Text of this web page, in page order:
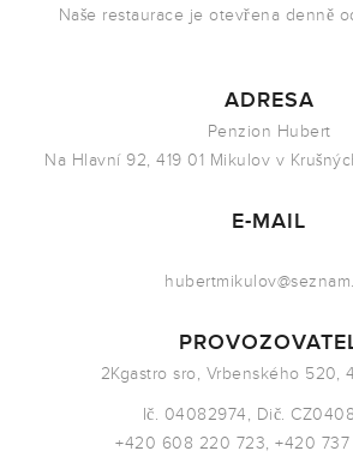
Naše restaurace je otevřena denně
ADRESA
Penzion Hubert
Na Hlavní 92, 419 01 Mikulov v
E-MAIL
2Kgastro sro, Vrbenského 520,
Ič. 04082974, Dič.
+420 608 220 723, +420